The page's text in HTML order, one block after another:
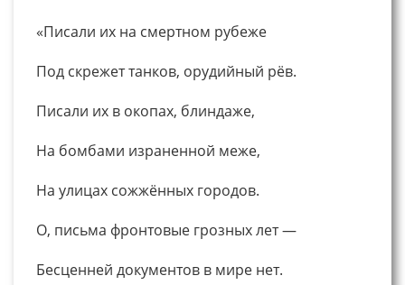
«Писали их на смертном рубеже
Под скрежет танков, орудийный рёв.
Писали их в окопах, блиндаже,
На бомбами израненной меже,
На улицах сожжённых городов.
О, письма фронтовые грозных лет —
Бесценней документов в мире нет.